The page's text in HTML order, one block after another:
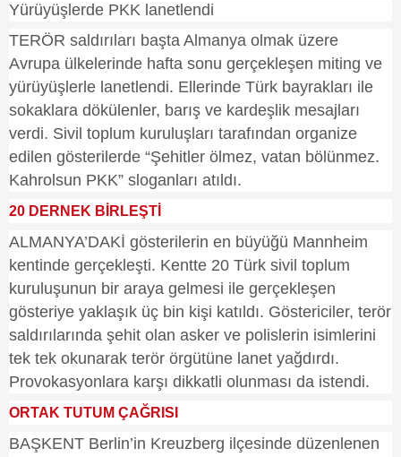
Yürüyüşlerde PKK lanetlendi
TERÖR saldırıları başta Almanya olmak üzere
Avrupa ülkelerinde hafta sonu gerçekleşen miting ve
yürüyüşlerle lanetlendi. Ellerinde Türk bayrakları ile
sokaklara dökülenler, barış ve kardeşlik mesajları
verdi. Sivil toplum kuruluşları tarafından organize
edilen gösterilerde “Şehitler ölmez, vatan bölünmez.
Kahrolsun PKK” sloganları atıldı.
20 DERNEK BİRLEŞTİ
ALMANYA’DAKİ gösterilerin en büyüğü Mannheim
kentinde gerçekleşti. Kentte 20 Türk sivil toplum
kuruluşunun bir araya gelmesi ile gerçekleşen
gösteriye yaklaşık üç bin kişi katıldı. Göstericiler, terör
saldırılarında şehit olan asker ve polislerin isimlerini
tek tek okunarak terör örgütüne lanet yağdırdı.
Provokasyonlara karşı dikkatli olunması da istendi.
ORTAK TUTUM ÇAĞRISI
BAŞKENT Berlin’in Kreuzberg ilçesinde düzenlenen